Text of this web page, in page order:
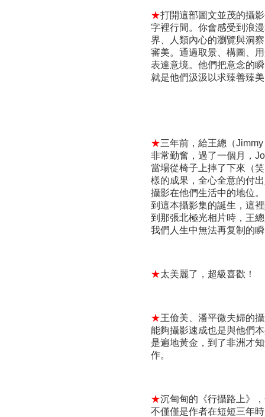
★打開這部圖文並茂的攝
字裡行間。你會感受到浪
界、人類內心的瀏覽與洞
審美。通過取景、構圖、
表達意境。他們把意念的
就是他們汲汲以求臻善臻
★三年前，給王總（
非常勤奮，過了一個月，
當場從椅子上摔了下來（
樣的成果，全心全意的付
攝影在他們生活中的地位
到這本攝影集的誕生，這
到那張北極光相片時，王
我們人生中無法再复制的
★太美麗了，超級喜歡！
★王儉美、潘平微夫婦的
能夠攝影速成也是與他們
是遍地黃金，到了非洲才
作。
★沉甸甸的《行攝路上》
不僅僅是作者在短短三年